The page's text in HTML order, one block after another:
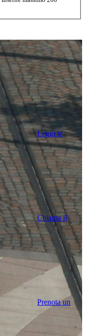
Leggi le
Chiama il
Prenota un